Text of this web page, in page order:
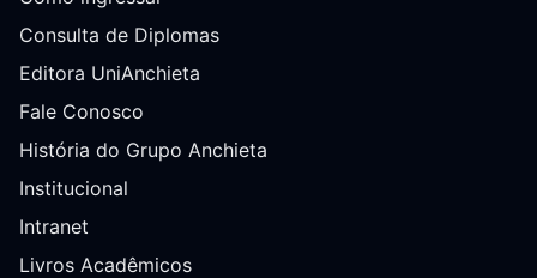
Consulta de Diplomas
Editora UniAnchieta
Fale Conosco
História do Grupo Anchieta
Institucional
Intranet
Livros Acadêmicos